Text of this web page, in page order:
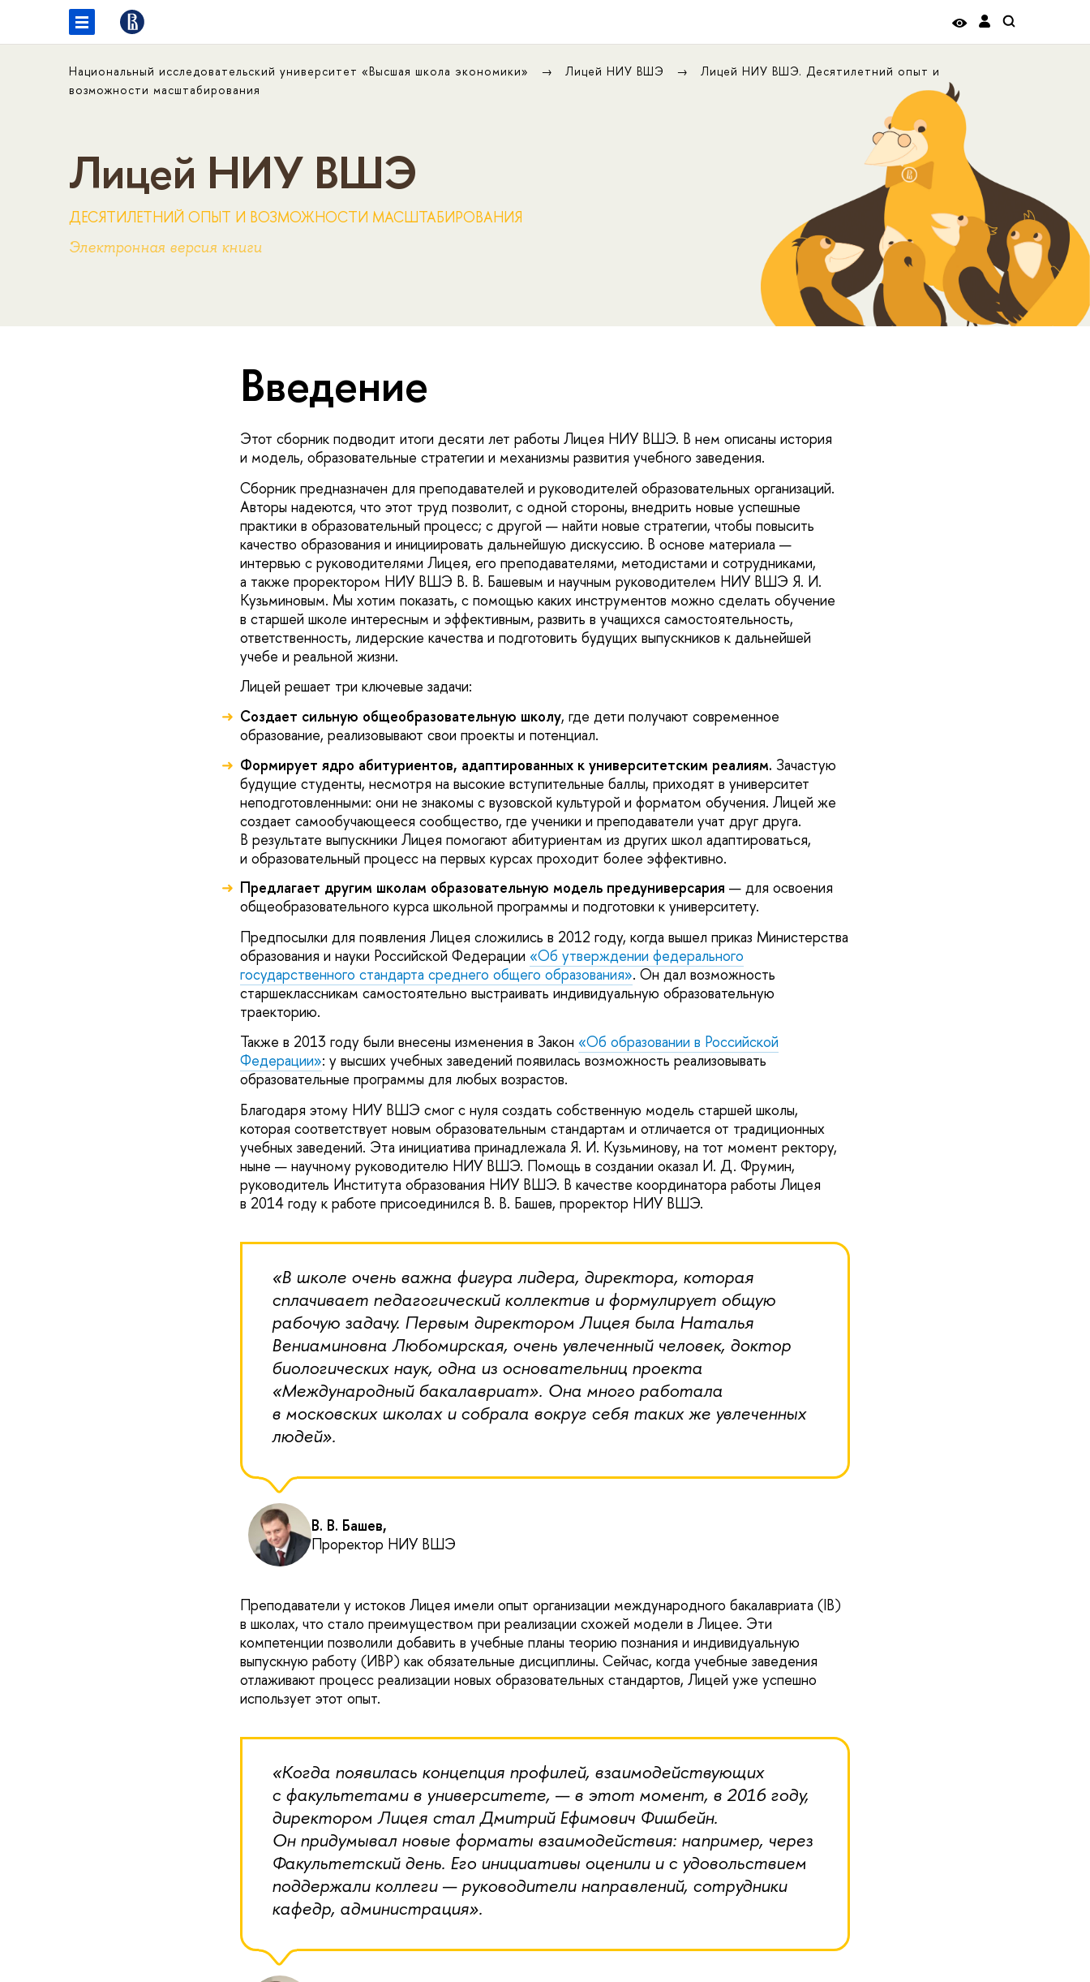
Национальный исследовательский университет «Высшая школа экономики» Лицей НИУ ВШЭ
Лицей НИУ ВШЭ. Десятилетний опыт и
возможности масштабирования
Лицей НИУ ВШЭ
ДЕСЯТИЛЕТНИЙ ОПЫТ И ВОЗМОЖНОСТИ МАСШТАБИРОВАНИЯ
Электронная версия книги
Введение
Этот сборник подводит итоги десяти лет работы Лицея НИУ ВШЭ. В нем описаны история
и модель, образовательные стратегии и механизмы развития учебного заведения.
Сборник предназначен для преподавателей и руководителей образовательных организаций.
Авторы надеются, что этот труд позволит, с одной стороны, внедрить новые успешные
практики в образовательный процесс; с другой — найти новые стратегии, чтобы повысить
качество образования и инициировать дальнейшую дискуссию. В основе материала —
интервью с руководителями Лицея, его преподавателями, методистами и сотрудниками,
а также проректором НИУ ВШЭ В. В. Башевым и научным руководителем НИУ ВШЭ Я. И.
Кузьминовым. Мы хотим показать, с помощью каких инструментов можно сделать обучение
в старшей школе интересным и эффективным, развить в учащихся самостоятельность,
ответственность, лидерские качества и подготовить будущих выпускников к дальнейшей
учебе и реальной жизни.
Лицей решает три ключевые задачи:
Создает сильную общеобразовательную школу, где дети получают современное
образование, реализовывают свои проекты и потенциал.
Формирует ядро абитуриентов, адаптированных к университетским реалиям. Зачастую
будущие студенты, несмотря на высокие вступительные баллы, приходят в университет
неподготовленными: они не знакомы с вузовской культурой и форматом обучения. Лицей же
создает самообучающееся сообщество, где ученики и преподаватели учат друг друга.
В результате выпускники Лицея помогают абитуриентам из других школ адаптироваться,
и образовательный процесс на первых курсах проходит более эффективно.
Предлагает другим школам образовательную модель предуниверсария — для освоения
общеобразовательного курса школьной программы и подготовки к университету.
Предпосылки для появления Лицея сложились в 2012 году, когда вышел приказ Министерства
образования и науки Российской Федерации «Об утверждении федерального
государственного стандарта среднего общего образования». Он дал возможность
старшеклассникам самостоятельно выстраивать индивидуальную образовательную
траекторию.
Также в 2013 году были внесены изменения в Закон «Об образовании в Российской
Федерации»: у высших учебных заведений появилась возможность реализовывать
образовательные программы для любых возрастов.
Благодаря этому НИУ ВШЭ смог с нуля создать собственную модель старшей школы,
которая соответствует новым образовательным стандартам и отличается от традиционных
учебных заведений. Эта инициатива принадлежала Я. И. Кузьминову, на тот момент ректору,
ныне — научному руководителю НИУ ВШЭ. Помощь в создании оказал И. Д. Фрумин,
руководитель Института образования НИУ ВШЭ. В качестве координатора работы Лицея
в 2014 году к работе присоединился В. В. Башев, проректор НИУ ВШЭ.
«В школе очень важна фигура лидера, директора, которая
сплачивает педагогический коллектив и формулирует общую
рабочую задачу. Первым директором Лицея была Наталья
Вениаминовна Любомирская, очень увлеченный человек, доктор
биологических наук, одна из основательниц проекта
«Международный бакалавриат». Она много работала
в московских школах и собрала вокруг себя таких же увлеченных
людей».
В. В. Башев,
Проректор НИУ ВШЭ
Преподаватели у истоков Лицея имели опыт организации международного бакалавриата (IB)
в школах, что стало преимуществом при реализации схожей модели в Лицее. Эти
компетенции позволили добавить в учебные планы теорию познания и индивидуальную
выпускную работу (ИВР) как обязательные дисциплины. Сейчас, когда учебные заведения
отлаживают процесс реализации новых образовательных стандартов, Лицей уже успешно
использует этот опыт.
«Когда появилась концепция профилей, взаимодействующих
с факультетами в университете, — в этот момент, в 2016 году,
директором Лицея стал Дмитрий Ефимович Фишбейн.
Он придумывал новые форматы взаимодействия: например, через
Факультетский день. Его инициативы оценили и с удовольствием
поддержали коллеги — руководители направлений, сотрудники
кафедр, администрация».